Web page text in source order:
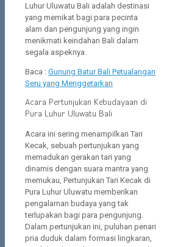
Luhur Uluwatu Bali adalah destinasi
yang memikat bagi para pecinta
alam dan pengunjung yang ingin
menikmati keindahan Bali dalam
segala aspeknya.
Baca : Gunung Batur Bali Petualangan
Seru yang Menggetarkan
Acara Pertunjukan Kebudayaan di
Pura Luhur Uluwatu Bali
Acara ini sering menampilkan Tari
Kecak, sebuah pertunjukan yang
memadukan gerakan tari yang
dinamis dengan suara mantra yang
memukau, Pertunjukan Tari Kecak di
Pura Luhur Uluwatu memberikan
pengalaman budaya yang tak
terlupakan bagi para pengunjung.
Dalam pertunjukan ini, puluhan penari
pria duduk dalam formasi lingkaran,